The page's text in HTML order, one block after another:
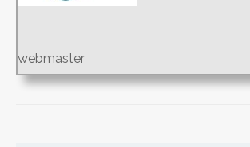
webmaster